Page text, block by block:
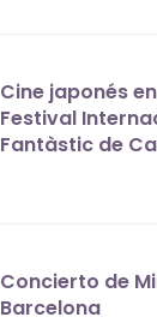
Cine japonés
Festival
Fantàstic de
Concierto de
Barcelona